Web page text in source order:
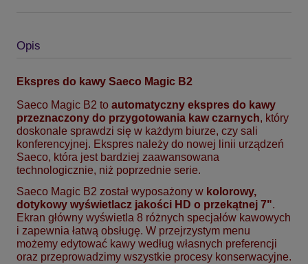
Opis
Ekspres do kawy Saeco Magic B2
Saeco Magic B2 to automatyczny ekspres do kawy
przeznaczony do przygotowania kaw czarnych, który
doskonale sprawdzi się w każdym biurze, czy sali
konferencyjnej. Ekspres należy do nowej linii urządzeń
Saeco, która jest bardziej zaawansowana
technologicznie, niż poprzednie serie.
Saeco Magic B2 został wyposażony w kolorowy,
dotykowy wyświetlacz jakości HD o przekątnej 7".
Ekran główny wyświetla 8 różnych specjałów kawowych
i zapewnia łatwą obsługę. W przejrzystym menu
możemy edytować kawy według własnych preferencji
oraz przeprowadzimy wszystkie procesy konserwacyjne.